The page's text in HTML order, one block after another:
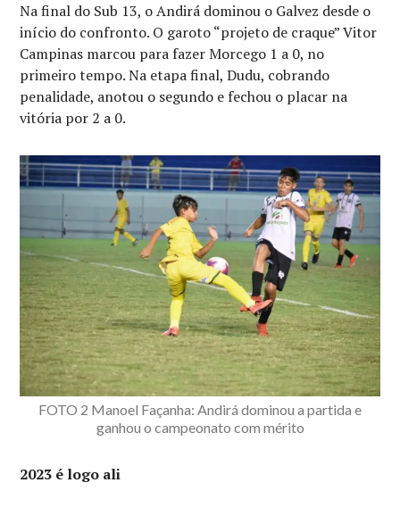
Na final do Sub 13, o Andirá dominou o Galvez desde o
início do confronto. O garoto “projeto de craque” Vitor
Campinas marcou para fazer Morcego 1 a 0, no
primeiro tempo. Na etapa final, Dudu, cobrando
penalidade, anotou o segundo e fechou o placar na
vitória por 2 a 0.
FOTO 2 Manoel Façanha: Andirá dominou a partida e
ganhou o campeonato com mérito
2023 é logo ali